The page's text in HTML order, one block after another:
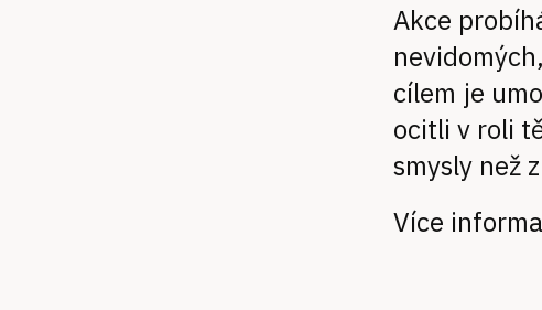
Akce
cílem je
ocitli v roli
smysly než
Více